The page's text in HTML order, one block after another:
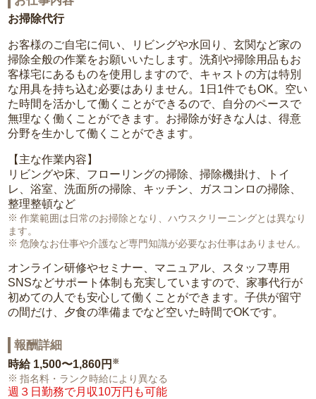
お掃除代行
お客様のご自宅に伺い、リビングや水回り、玄関など家の
掃除全般の作業をお願いいたします。洗剤や掃除用品もお
客様宅にあるものを使用しますので、キャストの方は特別
な用具を持ち込む必要はありません。1日1件でもOK。空い
た時間を活かして働くことができるので、自分のペースで
無理なく働くことができます。お掃除が好きな人は、得意
分野を生かして働くことができます。
【主な作業内容】
リビングや床、フローリングの掃除、掃除機掛け、トイ
レ、浴室、洗面所の掃除、キッチン、ガスコンロの掃除、
整理整頓など
作業範囲は日常のお掃除となり、ハウスクリーニングとは異なり
ます。
危険なお仕事や介護など専門知識が必要なお仕事はありません。
オンライン研修やセミナー、マニュアル、スタッフ専用
SNSなどサポート体制も充実していますので、家事代行が
初めての人でも安心して働くことができます。子供が留守
の間だけ、夕食の準備までなど空いた時間でOKです。
報酬詳細
時給 1,500〜1,860円 ※
指名料・ランク時給により異なる
週３日勤務で月収10万円も可能